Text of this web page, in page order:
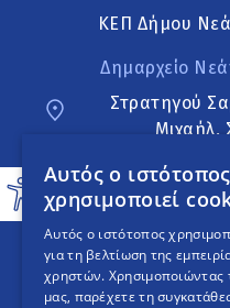
ΚΕΠ Δήμου
Δημαρχείο
Στρατηγού
Μιχαήλ,
English
Αυτός ο ιστότοπος
χρησιμοποιεί
Αυτός ο ιστότοπος
για τη βελτίωση της
χρηστών. Χρησιμοποιώντας
μας, παρέχετε τη